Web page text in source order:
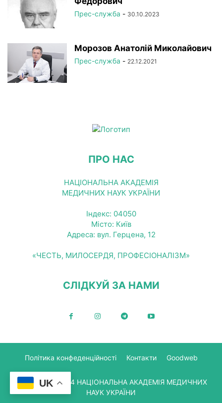
Прес-служба - 30.10.2023
Морозов Анатолій Миколайович
Прес-служба - 22.12.2021
ПРО НАС
НАЦІОНАЛЬНА АКАДЕМІЯ
МЕДИЧНИХ НАУК УКРАЇНИ
Індекс: 04050
Місто: Київ
Адреса: вул. Герцена, 12
«ЧЕСТЬ, МИЛОСЕРДЯ, ПРОФЕСІОНАЛІЗМ»
СЛІДКУЙ ЗА НАМИ
Політика конфеденційності Контакти Goodweb
© Copyright 2024 НАЦІОНАЛЬНА АКАДЕМІЯ МЕДИЧНИХ
НАУК УКРАЇНИ
UK